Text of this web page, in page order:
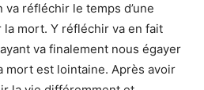
réfléchir le temps d’une
la mort. Y réfléchir va en fait
va finalement nous égayer
mort est lointaine. Après avoir